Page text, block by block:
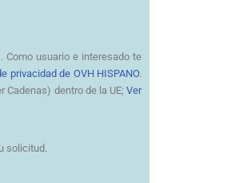
usuario e interesado te
privacidad de OVH HISPANO.
dentro de la UE; Ver
solicitud.